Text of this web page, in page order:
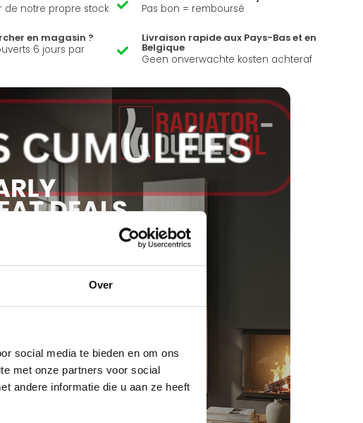
Over
social media te bieden en om ons
met onze partners voor social
andere informatie die u aan ze heeft
de notre propre stock
Pas bon = remboursé
en magasin ?
6 jours par
Livraison rapide aux Pays-Bas et en
Belgique
Geen onverwachte kosten achteraf